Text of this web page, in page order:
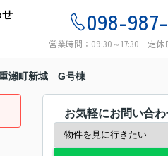
098-
営業時間：09:30～17:30 定休
瀬町新城 G号棟
お気軽にお問い合